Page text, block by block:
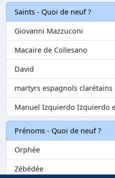
Saints - Quoi de neuf ?
Giovanni Mazzuconi
Macaire de Collesano
David
martyrs espagnols clarétains
Manuel Izquierdo Izquierdo
Prénoms - Quoi de neuf ?
Orphée
Zébédée